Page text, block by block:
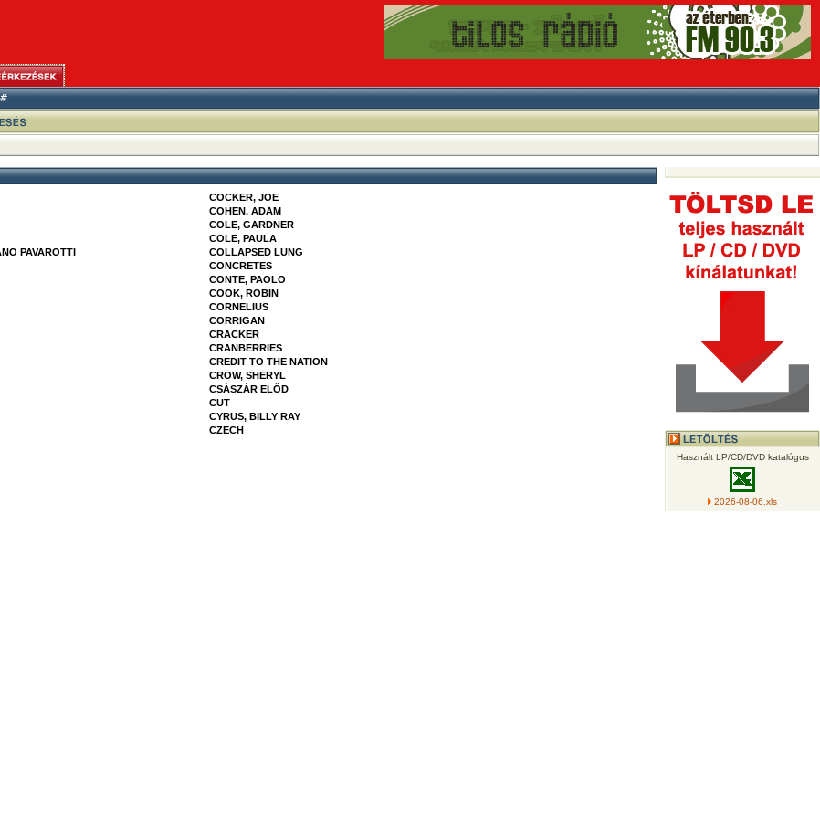
PAVAROTTI
COCKER, JOE
COHEN, ADAM
COLE, GARDNER
COLE, PAULA
COLLAPSED LUNG
CONCRETES
CONTE, PAOLO
COOK, ROBIN
CORNELIUS
CORRIGAN
CRACKER
CRANBERRIES
CREDIT TO THE NATION
CROW, SHERYL
CSÁSZÁR ELŐD
CUT
CYRUS, BILLY RAY
CZECH
Használt LP/CD/DVD katalógus
2026-08-06.xls